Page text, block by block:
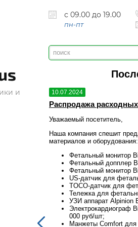
и
с 09.00 до 19.00
пн-пт
SCD 700 в
10.07.2024
Распродажа расходных
Уважаемый посетитель,
Наша компания спешит
материалов и оборудования:
Фетальный монитор
Фетальный допплер
Фетальный монитор
US-датчик для
TOCO-датчик для
Тележка для
УЗИ аппарат Alpinion
Электрокардиограф
000 руб/шт;
Манжеты Comfort для